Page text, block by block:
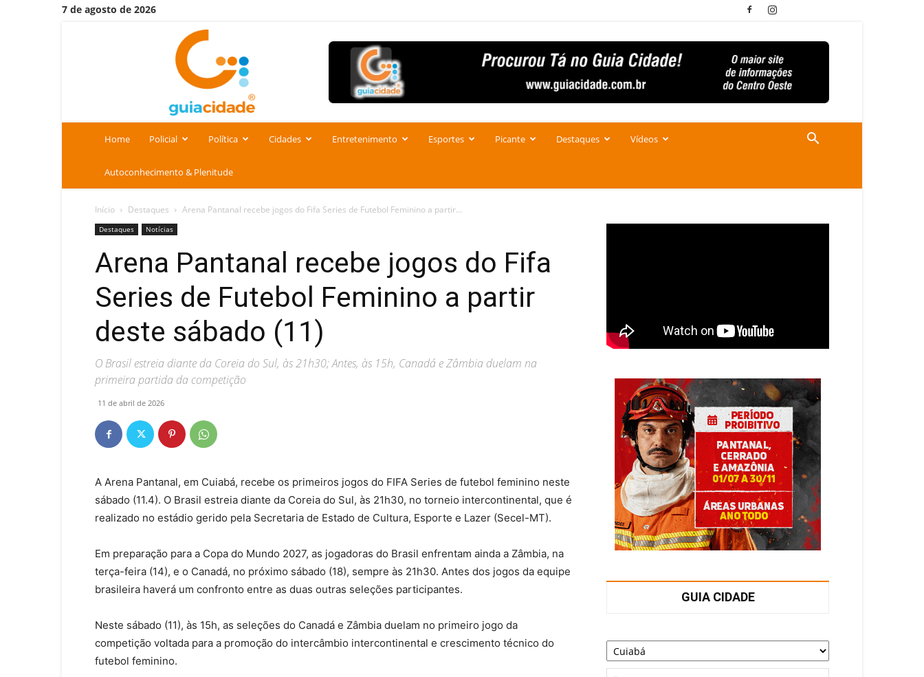
7 de agosto de 2026
Home Policial Política Cidades Entretenimento Esportes Picante Destaques Vídeos
Autoconhecimento & Plenitude
Início Destaques Arena Pantanal recebe jogos do Fifa Series de Futebol Feminino a partir...
Destaques Notícias
Arena Pantanal recebe jogos do Fifa
Series de Futebol Feminino a partir
deste sábado (11)
O Brasil estreia diante da Coreia do Sul, às 21h30; Antes, às 15h, Canadá e Zâmbia duelam na
primeira partida da competição
11 de abril de 2026
A Arena Pantanal, em Cuiabá, recebe os primeiros jogos do FIFA Series de futebol feminino neste
sábado (11.4). O Brasil estreia diante da Coreia do Sul, às 21h30, no torneio intercontinental, que é
realizado no estádio gerido pela Secretaria de Estado de Cultura, Esporte e Lazer (Secel-MT).
Em preparação para a Copa do Mundo 2027, as jogadoras do Brasil enfrentam ainda a Zâmbia, na
terça-feira (14), e o Canadá, no próximo sábado (18), sempre às 21h30. Antes dos jogos da equipe
brasileira haverá um confronto entre as duas outras seleções participantes.
Neste sábado (11), às 15h, as seleções do Canadá e Zâmbia duelam no primeiro jogo da
competição voltada para a promoção do intercâmbio intercontinental e crescimento técnico do
futebol feminino.
GUIA CIDADE